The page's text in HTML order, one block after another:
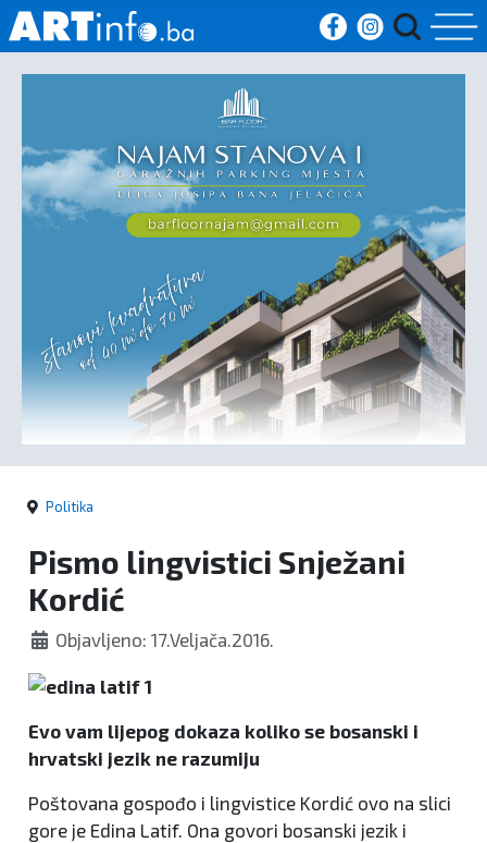
Vijesti
Sport
Crna
kronika
Politika
Politika
Pismo lingvistici Snježani
Kordić
Objavljeno: 17.Veljača.2016.
Evo vam lijepog dokaza koliko se bosanski i
hrvatski jezik ne razumiju
Poštovana gospođo i lingvistice Kordić ovo na slici
gore je Edina Latif. Ona govori bosanski jezik i